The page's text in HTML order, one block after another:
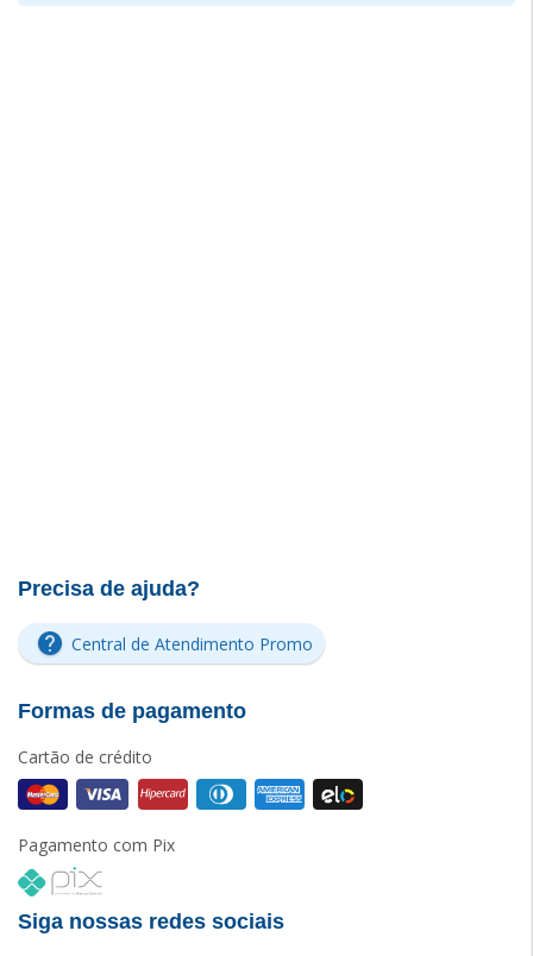
Precisa de ajuda?
Central de Atendimento Promo
Formas de pagamento
Cartão de crédito
Pagamento com Pix
Siga nossas redes sociais